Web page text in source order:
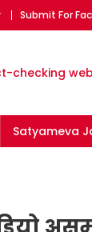
Submit For
Satyameva